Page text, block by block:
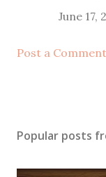
June 17,
Post a Comment
Popular posts